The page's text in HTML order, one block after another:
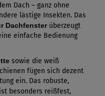
Dach – ganz ohne
lästige Insekten. Das
Dachfensterüberzeugt
einfache Bedienung
sowie die weiß
fügen sich dezent
ein. Das robuste,
ist besonders reißfest,